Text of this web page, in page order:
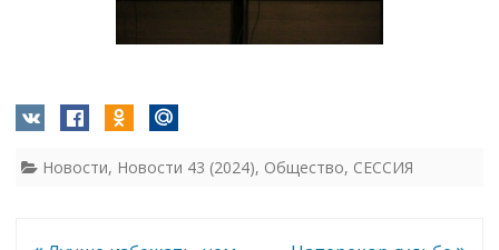
Новости, Новости 43 (2024), Общество, СЕССИЯ